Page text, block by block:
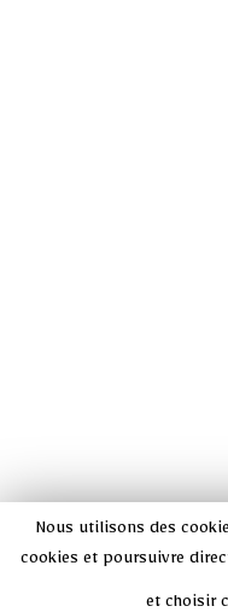
Nous utilisons des
cookies et poursuivre
et choisir